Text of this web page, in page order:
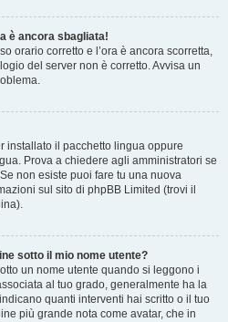
è ancora sbagliata!
orario corretto e l’ora è ancora scorretta,
del server non è corretto. Avvisa un
installato il pacchetto lingua oppure
Prova a chiedere agli amministratori se
non esiste puoi fare tu una nuova
sul sito di phpBB Limited (trovi il
sotto il mio nome utente?
un nome utente quando si leggono i
al tuo grado, generalmente ha la
quanti interventi hai scritto o il tuo
più grande nota come avatar, che in